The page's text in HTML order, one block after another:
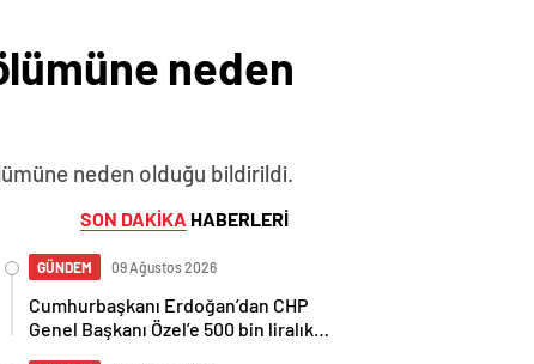
neden
neden olduğu bildirildi.
SON DAKİKA HABERLERİ
GÜNDEM 09 Ağustos 2026
Cumhurbaşkanı Erdoğan’dan CHP
Genel Başkanı Özel’e 500 bin liralık